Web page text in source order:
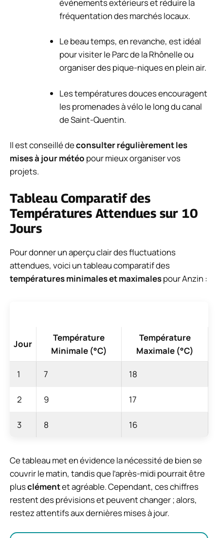
événements extérieurs et réduire la
fréquentation des marchés locaux.
Le beau temps, en revanche, est idéal
pour visiter le Parc de la Rhônelle ou
organiser des pique-niques en plein air.
Les températures douces encouragent
les promenades à vélo le long du canal
de Saint-Quentin.
Il est conseillé deconsulter régulièrement les
mises à jour météo pour mieux organiser vos
projets.
Tableau Comparatif des
Températures Attendues sur 10
Jours
Pour donner un aperçu clair des fluctuations
attendues, voici un tableau comparatif des
températures minimales et maximalespour Anzin :
Jour
Température
Minimale (°C)
Température
Maximale (°C)
1 7 18
2 9 17
3 8 16
Ce tableau met en évidence la nécessité de bien se
couvrir le matin, tandis que l’après-midi pourrait être
plusclémentet agréable. Cependant, ces chiffres
restent des prévisions et peuvent changer ; alors,
restez attentifs aux dernières mises à jour.